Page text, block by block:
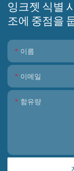
잉크젯 식별
조에 중점을
이름
이메일
함유량